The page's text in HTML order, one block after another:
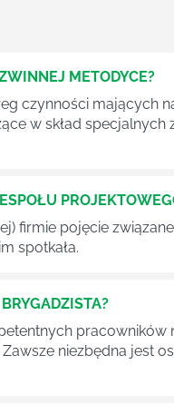
METODYCE?
czynności mających
w skład
firmie pojęcie
spotkała.
niezbędna jest